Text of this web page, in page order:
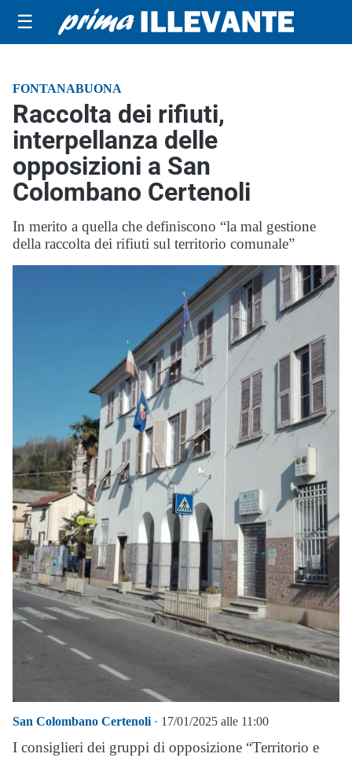
☰
FONTANABUONA
Raccolta dei rifiuti,
interpellanza delle
opposizioni a San
Colombano Certenoli
In merito a quella che definiscono “la mal gestione
della raccolta dei rifiuti sul territorio comunale”
San Colombano Certenoli · 17/01/2025 alle 11:00
I consiglieri dei gruppi di opposizione “Territorio e